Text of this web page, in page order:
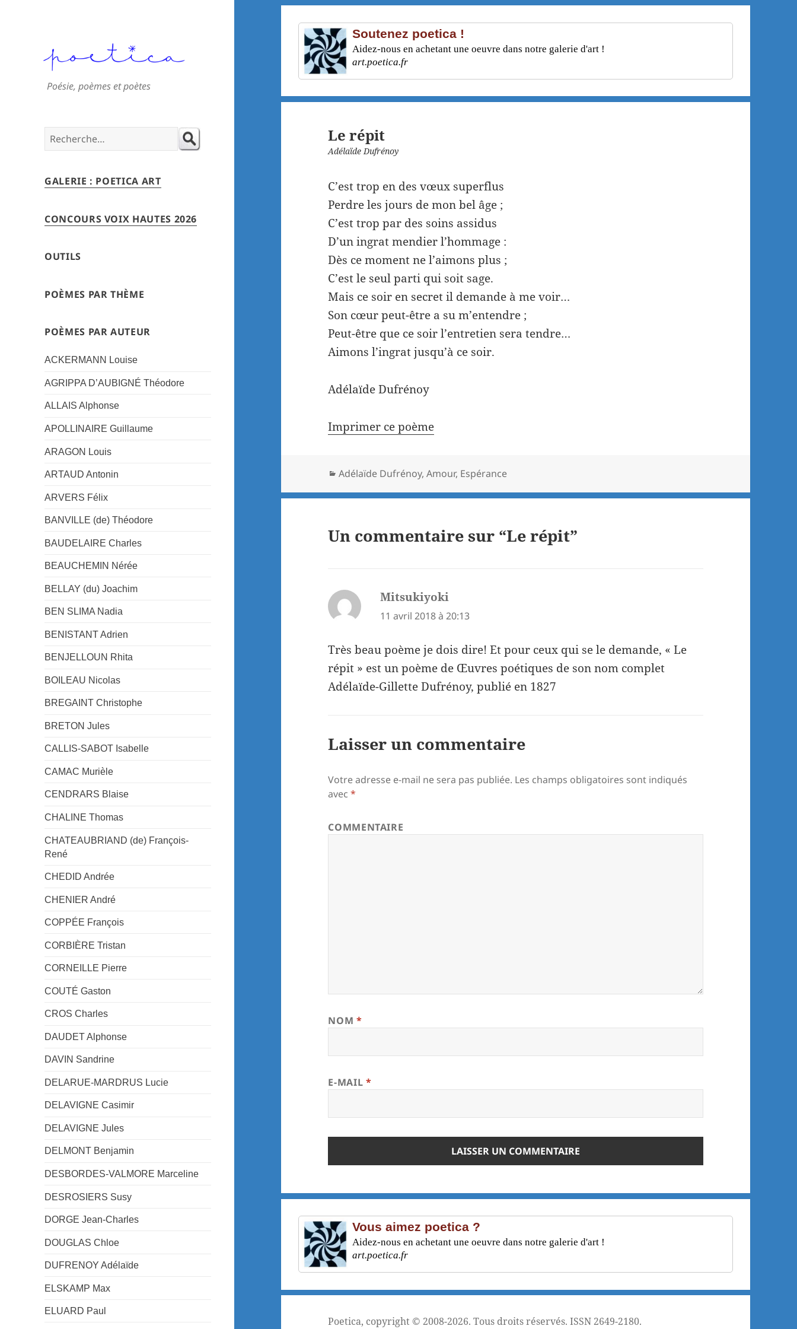
Poésie, poèmes et poètes
Search
for:
GALERIE : POETICA ART
CONCOURS VOIX HAUTES 2026
OUTILS
POÈMES PAR THÈME
POÈMES PAR AUTEUR
ACKERMANN Louise
AGRIPPA D’AUBIGNÉ Théodore
ALLAIS Alphonse
APOLLINAIRE Guillaume
ARAGON Louis
ARTAUD Antonin
ARVERS Félix
BANVILLE (de) Théodore
BAUDELAIRE Charles
BEAUCHEMIN Nérée
BELLAY (du) Joachim
BEN SLIMA Nadia
BENISTANT Adrien
BENJELLOUN Rhita
BOILEAU Nicolas
BREGAINT Christophe
BRETON Jules
CALLIS-SABOT Isabelle
CAMAC Murièle
CENDRARS Blaise
CHALINE Thomas
CHATEAUBRIAND (de) François-
René
CHEDID Andrée
CHENIER André
COPPÉE François
CORBIÈRE Tristan
CORNEILLE Pierre
COUTÉ Gaston
CROS Charles
DAUDET Alphonse
DAVIN Sandrine
DELARUE-MARDRUS Lucie
DELAVIGNE Casimir
DELAVIGNE Jules
DELMONT Benjamin
DESBORDES-VALMORE Marceline
DESROSIERS Susy
DORGE Jean-Charles
DOUGLAS Chloe
DUFRENOY Adélaïde
ELSKAMP Max
ELUARD Paul
Soutenez poetica !
Aidez-nous en achetant une oeuvre dans notre galerie d'art !
art.poetica.fr
Le répit
Adélaïde Dufrénoy
C’est trop en des vœux superflus
Perdre les jours de mon bel âge ;
C’est trop par des soins assidus
D’un ingrat mendier l’hommage :
Dès ce moment ne l’aimons plus ;
C’est le seul parti qui soit sage.
Mais ce soir en secret il demande à me voir…
Son cœur peut-être a su m’entendre ;
Peut-être que ce soir l’entretien sera tendre…
Aimons l’ingrat jusqu’à ce soir.
Adélaïde Dufrénoy
Imprimer ce poème
Catégories
Adélaïde Dufrénoy,Amour, Espérance
Un commentaire sur “Le répit”
Mitsukiyoki
11 avril 2018 à 20:13
Très beau poème je dois dire! Et pour ceux qui se le demande, « Le
répit » est un poème de Œuvres poétiques de son nom complet
Adélaïde-Gillette Dufrénoy, publié en 1827
Laisser un commentaire
Votre adresse e-mail ne sera pas publiée. Les champs obligatoires sont indiqués
avec*
COMMENTAIRE
NOM *
E-MAIL *
Vous aimez poetica ?
Aidez-nous en achetant une oeuvre dans notre galerie d'art !
art.poetica.fr
Poetica, copyright © 2008-2026. Tous droits réservés. ISSN 2649-2180.